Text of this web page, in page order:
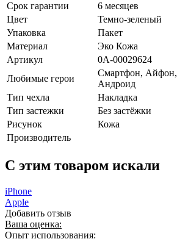
Срок гарантии
6 месяцев
Цвет
Темно-зеленый
Упаковка
Пакет
Материал
Эко Кожа
Артикул
0А-00029624
Любимые герои
Смартфон, Айфон,
Андроид
Тип чехла
Накладка
Тип застежки
Без застёжки
Рисунок
Кожа
Производитель
C этим товаром искали
iPhone
Apple
Добавить отзыв
Ваша оценка:
Опыт использования: